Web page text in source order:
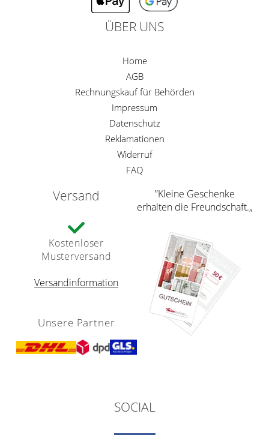
ÜBER UNS
Home
AGB
Rechnungskauf für Behörden
Impressum
Datenschutz
Reklamationen
Widerruf
FAQ
Versand
Kostenloser
Musterversand
Versandinformation
Unsere Partner
”Kleine Geschenke
erhalten die Freundschaft.„
SOCIAL